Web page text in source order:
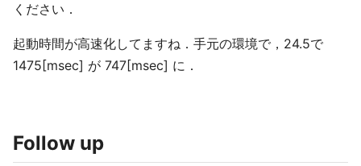
ください．
起動時間が高速化してますね．手元の環境で，24.5で
1475[msec] が 747[msec] に．
Follow up